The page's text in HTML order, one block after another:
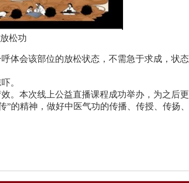
松功
体会该部位的放松状态，不需急于求成，状态
。
。本次线上公益直播课程成功举办，为之后更
的精神，做好中医气功的传播、传授、传扬、